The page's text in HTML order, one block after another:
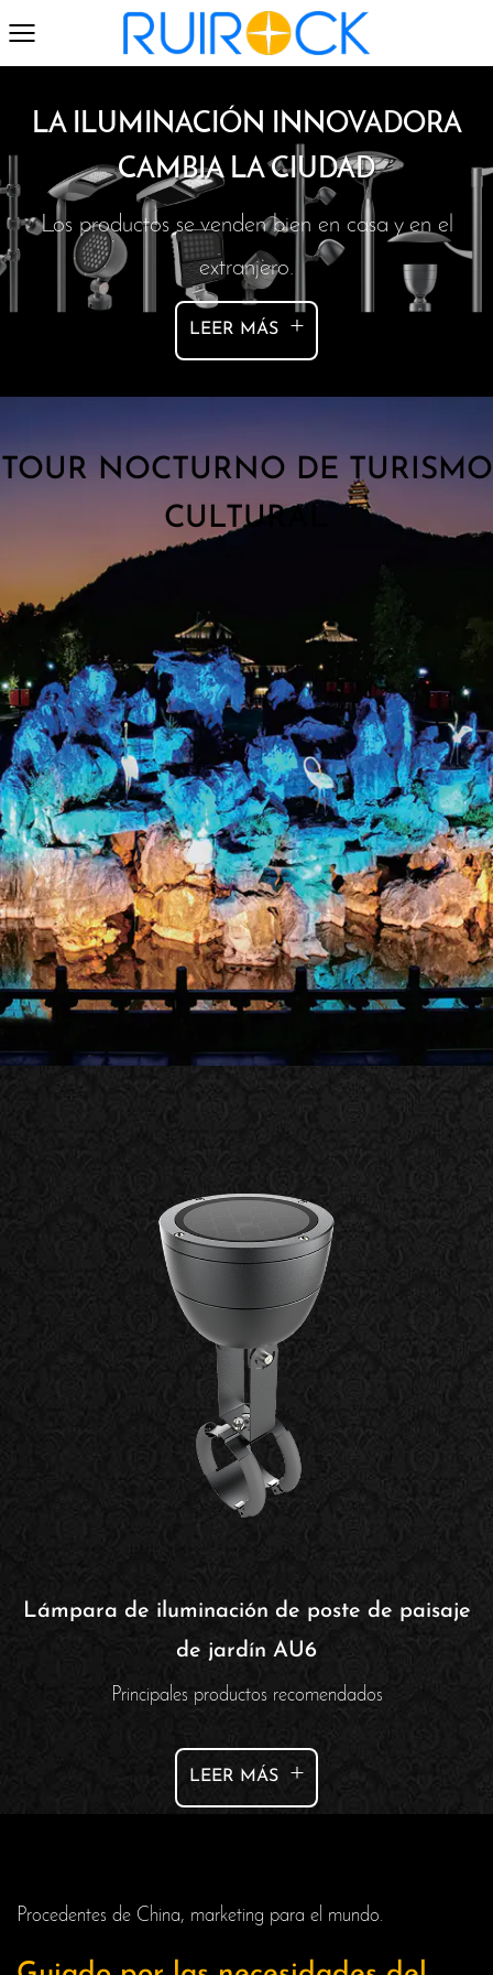
LA ILUMINACIÓN INNOVADORA
CAMBIA LA CIUDAD
Los productos se venden bien en casa y en el
extranjero.
LEER MÁS +
TOUR NOCTURNO DE TURISMO
CULTURAL
Lámpara de iluminación de poste de paisaje
de jardín AU6
Principales productos recomendados
LEER MÁS +
Procedentes de China, marketing para el mundo.